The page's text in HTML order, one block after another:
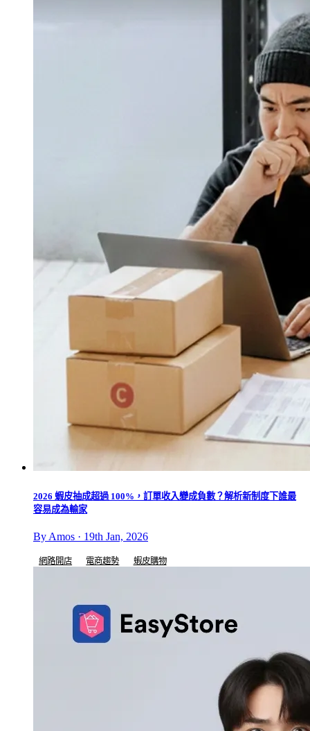
2026 蝦皮抽成超過 100%，訂單收入變成負數？解析新制度下誰最
容易成為輸家
By Amos · 19th Jan, 2026
網路開店 電商趨勢 蝦皮購物